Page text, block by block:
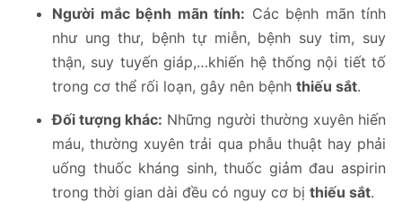
Người mắc bệnh mãn tính: Các bệnh mãn tính
như ung thư, bệnh tự miễn, bệnh suy tim, suy
thận, suy tuyến giáp,…khiến hệ thống nội tiết tố
trong cơ thể rối loạn, gây nên bệnh thiếu sắt.
Đối tượng khác: Những người thường xuyên hiến
máu, thường xuyên trải qua phẫu thuật hay phải
uống thuốc kháng sinh, thuốc giảm đau aspirin
trong thời gian dài đều có nguy cơ bị thiếu sắt.